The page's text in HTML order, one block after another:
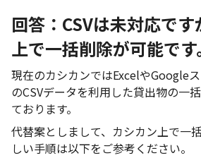
回答：CSVは未対応で
上で一括削除が可能です
現在のカシカンではExcelやGoogle
のCSVデータを利用した貸出物の一
ております。
代替案としまして、カシカン上で一
しい手順は以下をご参考ください。